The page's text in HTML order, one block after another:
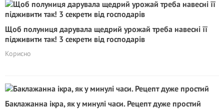
Щоб полуниця дарувала щедрий урожай треба навесні її
підживити так! 3 секрети від господарів
Корисно
Баклажанна ікра, як у минулі часи. Рецепт дуже простий